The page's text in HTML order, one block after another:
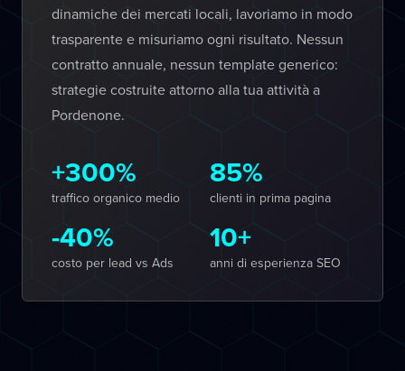
dinamiche dei mercati locali, lavoriamo in modo
trasparente e misuriamo ogni risultato. Nessun
contratto annuale, nessun template generico:
strategie costruite attorno alla tua attività a
Pordenone.
+300%
traffico organico medio
85%
clienti in prima pagina
-40%
costo per lead vs Ads
10+
anni di esperienza SEO